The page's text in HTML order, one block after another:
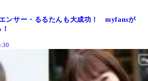
ンサー・るるたんも大成功！ myfansが